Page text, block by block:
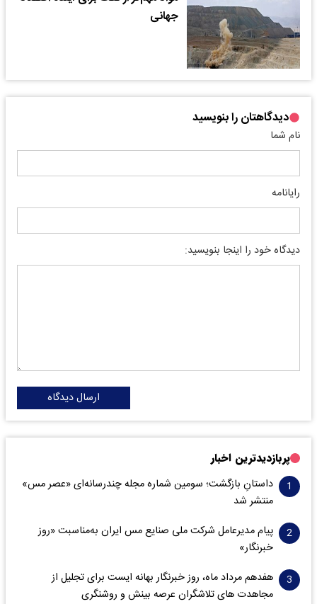
جهانی
دیدگاهتان را بنویسید
نام شما
رایانامه
دیدگاه خود را اینجا بنویسید:
ارسال دیدگاه
پربازدیدترین اخبار
داستانِ بازگشت؛ سومین شماره مجله چندرسانه‌ای «عصر مس»
منتشر شد
پیام مدیرعامل شرکت ملی صنایع مس ایران به‌مناسبت «روز
خبرنگار»
هفدهم مرداد ماه، روز خبرنگار بهانه ایست برای تجلیل از
مجاهدت های تلاشگران عرصه بینش و روشنگری